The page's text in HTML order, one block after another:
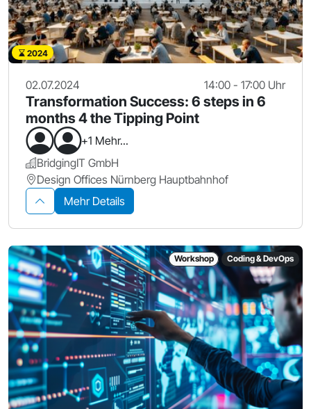
2024
02.07.2024 14:00 - 17:00 Uhr
Transformation Success: 6 steps in 6
months 4 the Tipping Point
+1 Mehr...
BridgingIT GmbH
Design Offices Nürnberg Hauptbahnhof
Mehr Details
Workshop Coding & DevOps